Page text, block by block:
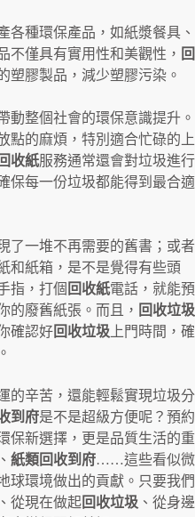
各種環保產品，如紙漿餐具、
不僅具有實用性和美觀性， 回
塑膠製品，減少塑膠污染。
動整個社會的環保意識提升。
點的麻煩，特別適合忙碌的上
回收紙服務通常還會對垃圾進行
保每一份垃圾都能得到最合適
了一堆不再需要的舊書；或者
和紙箱，是不是覺得有些頭
指，打個 回收紙電話，就能預
的廢舊紙張。而且， 回收垃圾
確認好回收垃圾 上門時間，確
。
的辛苦，還能輕鬆實現垃圾分
到府是不是超級方便呢？預約
保新選擇，更是品質生活的重
紙類回收到府……這些看似微
球環境做出的貢獻。只要我們
從現在做起回收垃圾 、從身邊